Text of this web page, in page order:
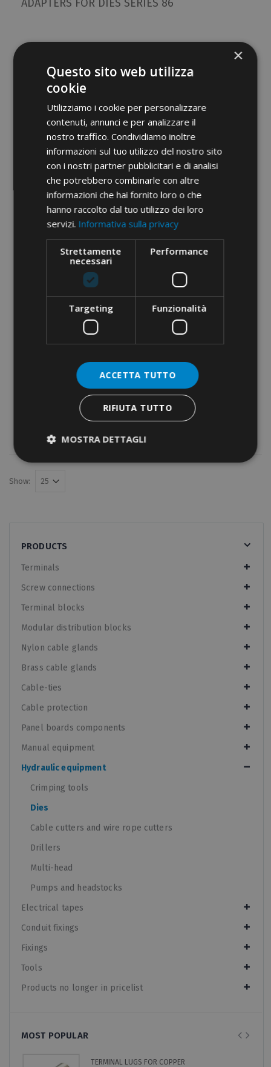
ADAPTERS FOR DIES SERIES 86
INDENTORS FOR DIES SERIES 86
DIES SERIES 70
Show:
PRODUCTS
Terminals
Screw connections
Terminal blocks
Modular distribution blocks
Nylon cable glands
Brass cable glands
Cable-ties
Cable protection
Panel boards components
Manual equipment
Hydraulic equipment
Crimping tools
Dies
Cable cutters and wire rope cutters
Drillers
Multi-head
Pumps and headstocks
Electrical tapes
Conduit fixings
Fixings
Tools
Products no longer in pricelist
MOST POPULAR
TERMINAL LUGS FOR COPPER
×
Questo sito web utilizza
cookie
Utilizziamo i cookie per personalizzare
contenuti, annunci e per analizzare il
nostro traffico. Condividiamo inoltre
informazioni sul tuo utilizzo del nostro sito
con i nostri partner pubblicitari e di analisi
che potrebbero combinarle con altre
informazioni che hai fornito loro o che
hanno raccolto dal tuo utilizzo dei loro
servizi. Informativa sulla privacy
Strettamente
necessari
Performance
Targeting Funzionalità
ACCETTA TUTTO
RIFIUTA TUTTO
MOSTRA DETTAGLI